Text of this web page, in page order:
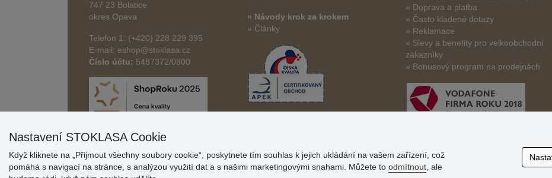
747 23 Bolatice
okres Opava
Telefon 1: (+420) 228 229 395
E-mail: eshop@stoklasa.cz
Číslo účtu: 5487372/0800
» Návody krok za krokem
» Články
» Doprava a platba
» Často kladené dotazy
» Reklamace
» Slevy a benefity pro velkoobchodní
zákazníky
» Bonusový program na prodejnách
Nastavení STOKLASA Cookie
Když kliknete na „Přijmout všechny soubory cookie“, poskytnete tím souhlas k jejich ukládání na vašem zařízení, což
pomáhá s navigací na stránce, s analýzou využití dat a s našimi marketingovými snahami. Můžete to odmítnout , ale